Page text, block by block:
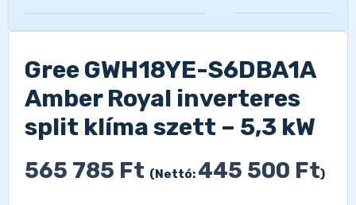
Gree GWH18YE-S6DBA1A
Amber Royal inverteres
split klíma szett – 5,3 kW
565 785 Ft (Nettó: 445 500 Ft)